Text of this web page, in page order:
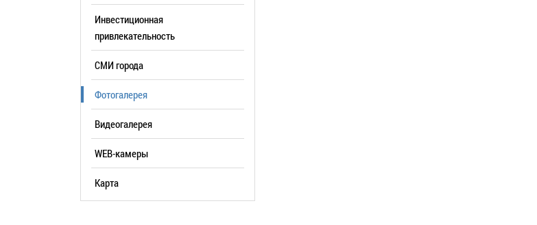
Инвестиционная
привлекательность
СМИ города
Фотогалерея
Видеогалерея
WEB-камеры
Карта